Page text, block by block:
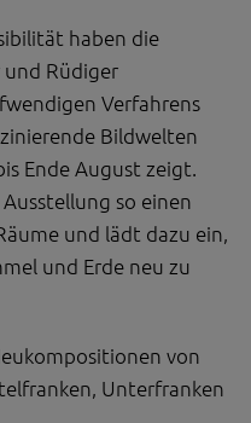
dieser Website
wie z.B. Google Maps sein
Website.
haben die
Rüdiger
Verfahrens
Bildwelten
Ende August zeigt.
so einen
und lädt dazu ein,
und Erde neu zu
von
Unterfranken